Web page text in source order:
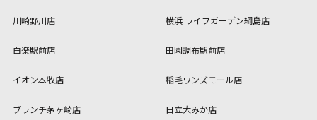
川崎野川店 横浜 ライフガーデン綱島店
白楽駅前店 田園調布駅前店
イオン本牧店 稲毛ワンズモール店
ブランチ茅ヶ崎店 日立大みか店